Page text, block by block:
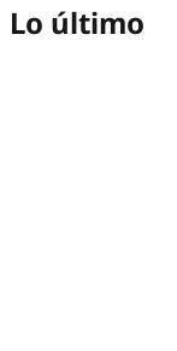
Lo último